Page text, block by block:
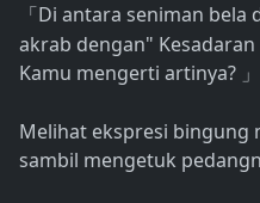
「 Di antara seniman bela
akrab dengan"
Kamu mengerti artinya? 」
Melihat ekspresi bingung
sambil mengetuk